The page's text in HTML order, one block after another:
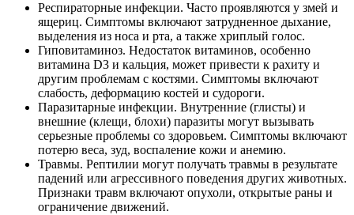
Респираторные инфекции. Часто проявляются у змей и
ящериц. Симптомы включают затрудненное дыхание,
выделения из носа и рта, а также хриплый голос.
Гиповитаминоз. Недостаток витаминов, особенно
витамина D3 и кальция, может привести к рахиту и
другим проблемам с костями. Симптомы включают
слабость, деформацию костей и судороги.
Паразитарные инфекции. Внутренние (глисты) и
внешние (клещи, блохи) паразиты могут вызывать
серьезные проблемы со здоровьем. Симптомы включают
потерю веса, зуд, воспаление кожи и анемию.
Травмы. Рептилии могут получать травмы в результате
падений или агрессивного поведения других животных.
Признаки травм включают опухоли, открытые раны и
ограничение движений.